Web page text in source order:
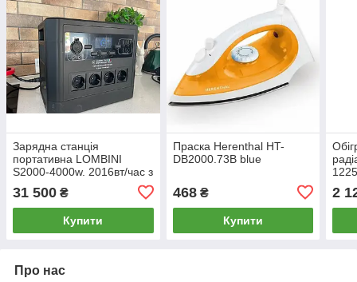
Зарядна станція
портативна LOMBINI
S2000-4000w. 2016вт/час з
31 500 ₴
Купити
Праска Herenthal HT-
DB2000.73B blue
468₴
Купити
2
Про нас